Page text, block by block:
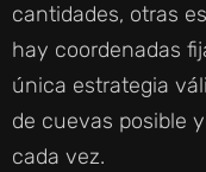
cantidades, otras
hay coordenadas
única estrategia
de cuevas posible
cada vez.